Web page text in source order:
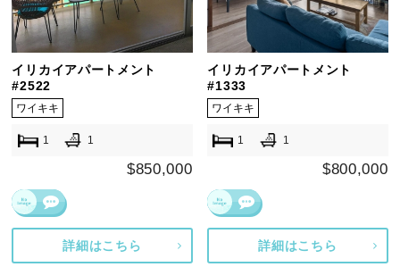
イリカイアパートメント
#2522
ワイキキ
1 1
$850,000
詳細はこちら
イリカイアパートメント
#1333
ワイキキ
1 1
$800,000
詳細はこちら